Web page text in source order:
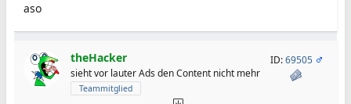
aso
theHacker
sieht vor lauter Ads den Content nicht mehr
Teammitglied
ID:69505